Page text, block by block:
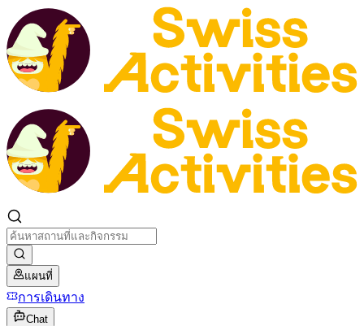
แผนที่
การเดินทาง
Chat